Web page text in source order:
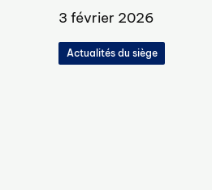
3 février 2026
Actualités du siège